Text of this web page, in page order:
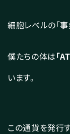
細胞レベルの「
僕たちの体は「
います。
この通貨を発行